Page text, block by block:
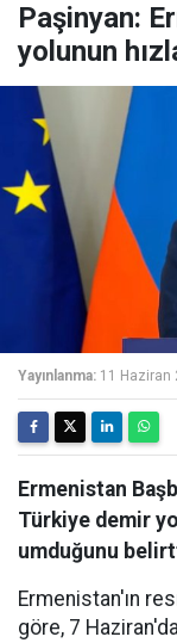
Paşinyan:
yolunun
Yayınlanma: 11 Haziran
Ermenistan
Türkiye demir
umduğunu
Ermenistan'ın
göre, 7